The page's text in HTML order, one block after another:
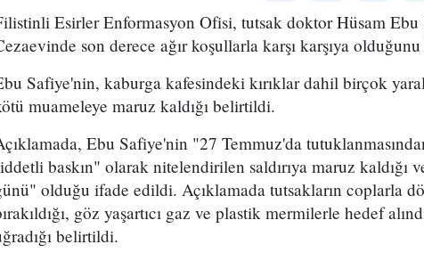
Esirler Enformasyon Ofisi, tutsak doktor Hüsam
son derece ağır koşullarla karşı karşıya
Safiye'nin, kaburga kafesindeki kırıklar dahil birçok
muameleye maruz kaldığı belirtildi.
Ebu Safiye'nin "27 Temmuz'da
baskın" olarak nitelendirilen saldırıya maruz kaldığı
olduğu ifade edildi. Açıklamada tutsakların coplarla
göz yaşartıcı gaz ve plastik mermilerle hedef
belirtildi.